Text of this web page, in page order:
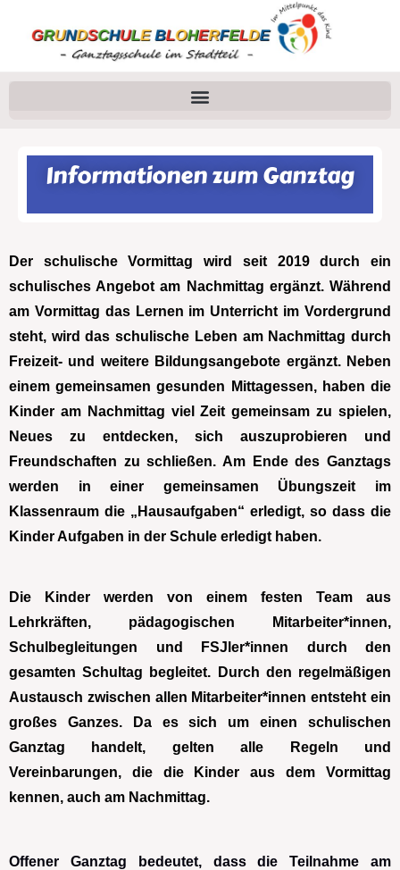
Informationen zum Ganztag
Der schulische Vormittag wird seit 2019 durch ein
schulisches Angebot am Nachmittag ergänzt. Während
am Vormittag das Lernen im Unterricht im Vordergrund
steht, wird das schulische Leben am Nachmittag durch
Freizeit- und weitere Bildungsangebote ergänzt. Neben
einem gemeinsamen gesunden Mittagessen, haben die
Kinder am Nachmittag viel Zeit gemeinsam zu spielen,
Neues zu entdecken, sich auszuprobieren und
Freundschaften zu schließen. Am Ende des Ganztags
werden in einer gemeinsamen Übungszeit im
Klassenraum die „Hausaufgaben“ erledigt, so dass die
Kinder Aufgaben in der Schule erledigt haben.
Die Kinder werden von einem festen Team aus
Lehrkräften, pädagogischen Mitarbeiter*innen,
Schulbegleitungen und FSJler*innen durch den
gesamten Schultag begleitet. Durch den regelmäßigen
Austausch zwischen allen Mitarbeiter*innen entsteht ein
großes Ganzes. Da es sich um einen schulischen
Ganztag handelt, gelten alle Regeln und
Vereinbarungen, die die Kinder aus dem Vormittag
kennen, auch am Nachmittag.
Offener Ganztag bedeutet, dass die Teilnahme am